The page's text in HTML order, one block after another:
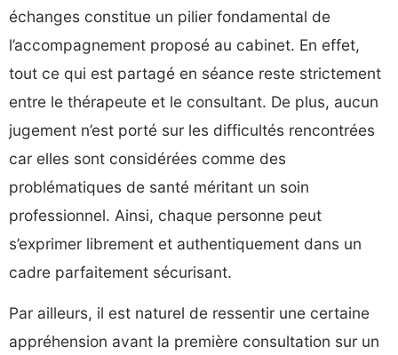
échanges constitue un pilier fondamental de
l’accompagnement proposé au cabinet. En effet,
tout ce qui est partagé en séance reste strictement
entre le thérapeute et le consultant. De plus, aucun
jugement n’est porté sur les difficultés rencontrées
car elles sont considérées comme des
problématiques de santé méritant un soin
professionnel. Ainsi, chaque personne peut
s’exprimer librement et authentiquement dans un
cadre parfaitement sécurisant.
Par ailleurs, il est naturel de ressentir une certaine
appréhension avant la première consultation sur un